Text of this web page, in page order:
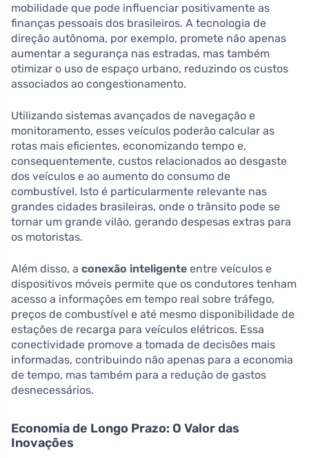
mobilidade que pode influenciar positivamente as
finanças pessoais dos brasileiros. A tecnologia de
direção autônoma, por exemplo, promete não apenas
aumentar a segurança nas estradas, mas também
otimizar o uso de espaço urbano, reduzindo os custos
associados ao congestionamento.
Utilizando sistemas avançados de navegação e
monitoramento, esses veículos poderão calcular as
rotas mais eficientes, economizando tempo e,
consequentemente, custos relacionados ao desgaste
dos veículos e ao aumento do consumo de
combustível. Isto é particularmente relevante nas
grandes cidades brasileiras, onde o trânsito pode se
tornar um grande vilão, gerando despesas extras para
os motoristas.
Além disso, a conexão inteligente entre veículos e
dispositivos móveis permite que os condutores tenham
acesso a informações em tempo real sobre tráfego,
preços de combustível e até mesmo disponibilidade de
estações de recarga para veículos elétricos. Essa
conectividade promove a tomada de decisões mais
informadas, contribuindo não apenas para a economia
de tempo, mas também para a redução de gastos
desnecessários.
Economia de Longo Prazo: O Valor das
Inovações